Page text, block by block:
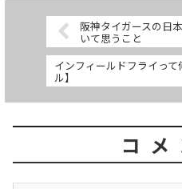
阪神タイガースの日
いて思うこと
インフィールドフライっ
ル】
コメ